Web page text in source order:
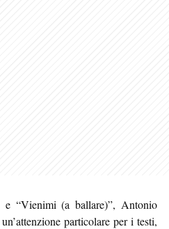
“Vienimi (a ballare)”, Antonio
particolare per i testi,